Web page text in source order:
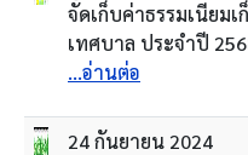
จัดเก็บค่าธรรมเนียม
เทศบาล ประจำปี
...อ่านต่อ
24 กันยายน 2024